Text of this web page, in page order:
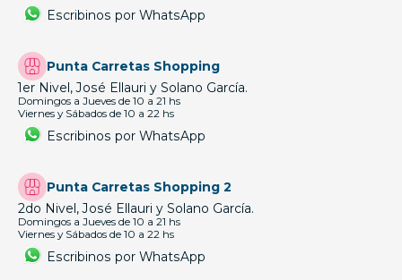
Escribinos por WhatsApp
Punta Carretas Shopping
1er Nivel, José Ellauri y Solano García.
Domingos a Jueves de 10 a 21 hs
Viernes y Sábados de 10 a 22 hs
Escribinos por WhatsApp
Punta Carretas Shopping 2
2do Nivel, José Ellauri y Solano García.
Domingos a Jueves de 10 a 21 hs
Viernes y Sábados de 10 a 22 hs
Escribinos por WhatsApp